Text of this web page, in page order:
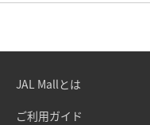
JAL Mallとは
ご利用ガイド